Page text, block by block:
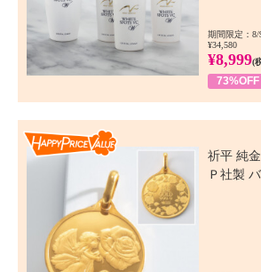
期間限定：8/
¥34,580
¥8,999(
73%OFF
祈平 純
Ｐ社製